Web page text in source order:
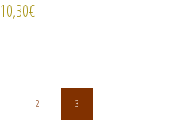
10,30€
2 3